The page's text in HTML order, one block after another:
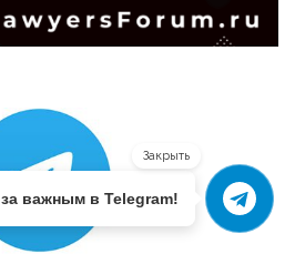
Закрыть
важным в Telegram!